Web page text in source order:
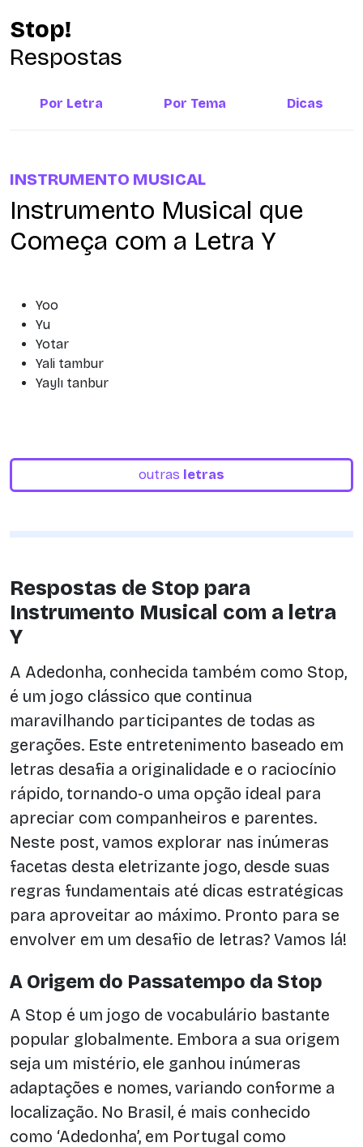
Stop!
Respostas
Por Letra Por Tema Dicas
INSTRUMENTO MUSICAL
Instrumento Musical que
Começa com a Letra Y
Yoo
Yu
Yotar
Yali tambur
Yaylı tanbur
outras letras
Respostas de Stop para
Instrumento Musical com a letra
Y
A Adedonha, conhecida também como Stop,
é um jogo clássico que continua
maravilhando participantes de todas as
gerações. Este entretenimento baseado em
letras desafia a originalidade e o raciocínio
rápido, tornando-o uma opção ideal para
apreciar com companheiros e parentes.
Neste post, vamos explorar nas inúmeras
facetas desta eletrizante jogo, desde suas
regras fundamentais até dicas estratégicas
para aproveitar ao máximo. Pronto para se
envolver em um desafio de letras? Vamos lá!
A Origem do Passatempo da Stop
A Stop é um jogo de vocabulário bastante
popular globalmente. Embora a sua origem
seja um mistério, ele ganhou inúmeras
adaptações e nomes, variando conforme a
localização. No Brasil, é mais conhecido
como ‘Adedonha’, em Portugal como